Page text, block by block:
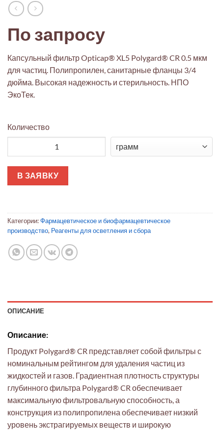
По запросу
Капсульный фильтр Opticap® XL5 Polygard® CR 0.5 мкм
для частиц. Полипропилен, санитарные фланцы 3/4
дюйма. Высокая надежность и стерильность. НПО
ЭкоТек.
Количество
В ЗАЯВКУ
Категории:Фармацевтическое и биофармацевтическое
производство, Реагенты для осветления и сбора
ОПИСАНИЕ
Описание:
Продукт Polygard® CR представляет собой фильтры с
номинальным рейтингом для удаления частиц из
жидкостей и газов. Градиентная плотность структуры
глубинного фильтра Polygard® CR обеспечивает
максимальную фильтровальную способность, а
конструкция из полипропилена обеспечивает низкий
уровень экстрагируемых веществ и широкую